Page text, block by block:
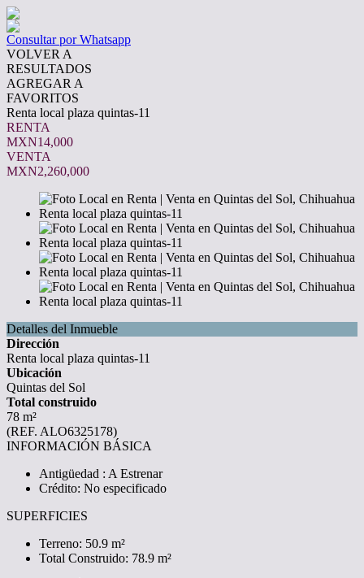
Consultar por Whatsapp
VOLVER A
RESULTADOS
AGREGAR A
FAVORITOS
Renta local plaza quintas-11
RENTA
MXN14,000
VENTA
MXN2,260,000
Detalles del Inmueble
Dirección
Renta local plaza quintas-11
Ubicación
Quintas del Sol
Total construido
78 m²
(REF. ALO6325178)
INFORMACIÓN BÁSICA
Antigüedad : A Estrenar
Crédito: No especificado
SUPERFICIES
Terreno: 50.9 m²
Total Construido: 78.9 m²